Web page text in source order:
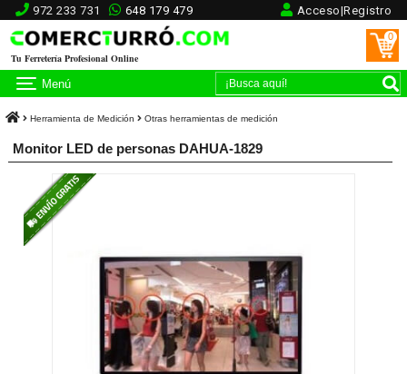
972 233 731 648 179 479 Acceso|Registro
Tu Ferretería Profesional Online
0
Menú
Herramienta de Medición Otras herramientas de medición
Monitor LED de personas DAHUA-1829